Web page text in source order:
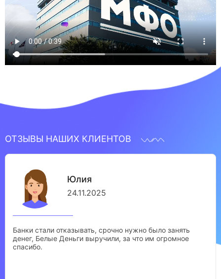
ОТЗЫВЫ НАШИХ КЛИЕНТОВ
Юлия
24.11.2025
Банки стали отказывать, срочно нужно было занять
денег, Белые Деньги выручили, за что им огромное
спасибо.